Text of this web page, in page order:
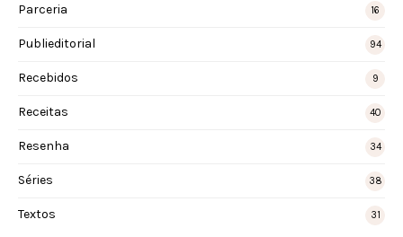
Parceria 16
Publieditorial 94
Recebidos 9
Receitas 40
Resenha 34
Séries 38
Textos 31